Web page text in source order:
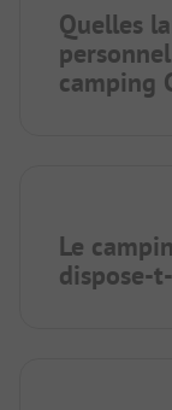
Quelles
camping
Le
dispose-